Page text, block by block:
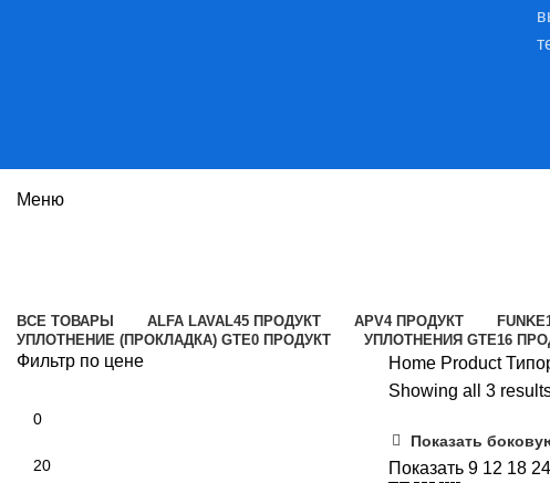
Меню
ВСЕ ТОВАРЫ ALFA LAVAL45 ПРОДУКТ APV4 ПРОДУКТ FUNKE
УПЛОТНЕНИЕ (ПРОКЛАДКА) GTE0 ПРОДУКТ УПЛОТНЕНИЯ GTE16
Фильтр по цене Home Product
Showing all 3
Показать
Показать 9 12 18 24